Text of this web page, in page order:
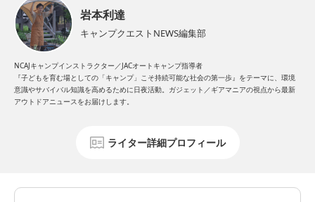
岩本利達
キャンプクエストNEWS編集部
NCAJキャンプインストラクター／JACオートキャンプ指導者
『子どもを育む場としての「キャンプ」こそ持続可能な社会の第一歩』をテーマに、環境
意識やサバイバル知識を高めるために日夜活動。ガジェット／ギアマニアの視点から最新
アウトドアニュースをお届けします。
ライター詳細プロフィール